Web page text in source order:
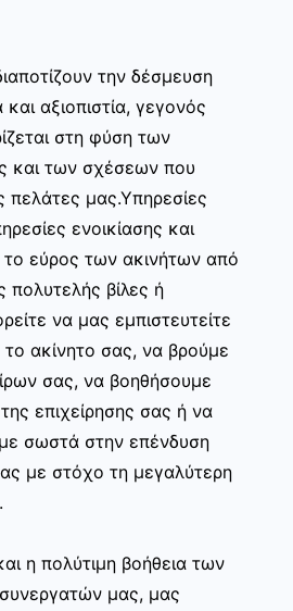
την δέσμευση
αξιοπιστία, γεγονός
στη φύση των
και των σχέσεων που
πελάτες μας.Υπηρεσίες
ενοικίασης και
εύρος των ακινήτων από
πολυτελής βίλες ή
να μας εμπιστευτείτε
το ακίνητο σας, να βρούμε
σας, να βοηθήσουμε
επιχείρησης σας ή να
σωστά στην επένδυση
με στόχο τη μεγαλύτερη
η πολύτιμη βοήθεια των
μας, μας